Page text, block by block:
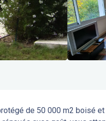
de 50 000 m2 boisé et